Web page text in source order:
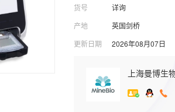
货号
详询
产地
英国剑桥
更新日期
2026年08月07日
上海曼博生